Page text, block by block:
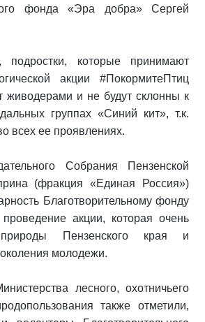
фонда «Эра добра» Сергей
которые принимают
акции #ПокормитеПтиц
живодерами и не будут склонны к
группах «Синий кит», т.к.
всех ее проявлениях.
Собрания Пензенской
(фракция «Единая Россия»)
Благотворительному фонду
акции, которая очень
Пензенского края и
молодежи.
лесного, охотничьего
также отметили,